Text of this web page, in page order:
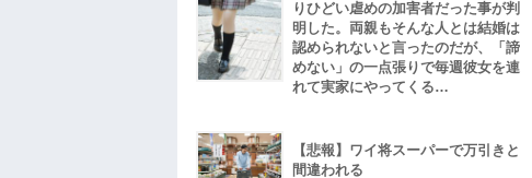
りひどい虐めの加害者だった事が判
明した。両親もそんな人とは結婚は
認められないと言ったのだが、「諦
めない」の一点張りで毎週彼女を連
れて実家にやってくる…
【悲報】ワイ将スーパーで万引きと
間違われる